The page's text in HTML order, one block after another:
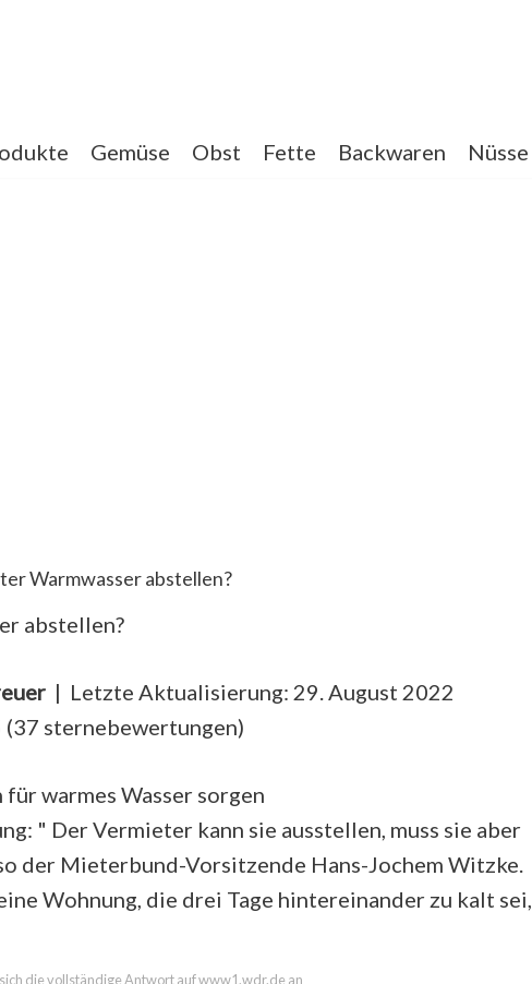
Gemüse Obst Fette Backwaren Nüsse
Warmwasser abstellen?
abstellen?
| Letzte Aktualisierung: 29. August 2022
(37 sternebewertungen)
warmes Wasser sorgen
" Der Vermieter kann sie ausstellen, muss sie aber
der Mieterbund-Vorsitzende Hans-Jochem Witzke.
Wohnung, die drei Tage hintereinander zu kalt sei,
sich die vollständige Antwort auf www1.wdr.de an